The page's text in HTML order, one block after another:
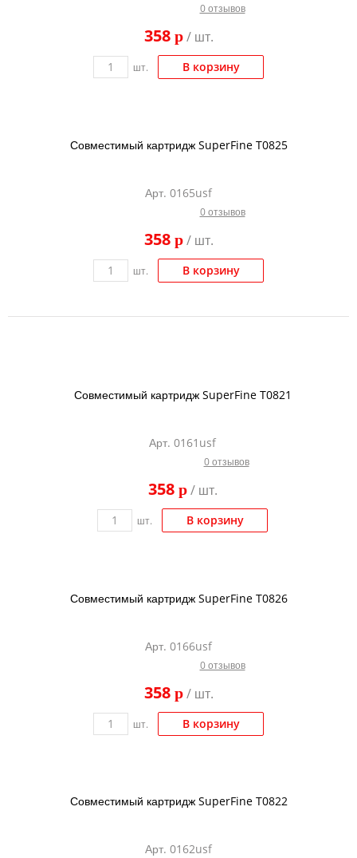
0 отзывов
358 p/ шт.
шт. В корзину
Совместимый картридж SuperFine T0825
Арт. 0165usf
0 отзывов
358 p/ шт.
шт. В корзину
Совместимый картридж SuperFine T0821
Арт. 0161usf
0 отзывов
358 p/ шт.
шт. В корзину
Совместимый картридж SuperFine T0826
Арт. 0166usf
0 отзывов
358 p/ шт.
шт. В корзину
Совместимый картридж SuperFine T0822
Арт. 0162usf